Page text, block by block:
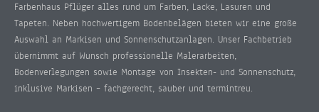
Farbenhaus Pflüger alles rund um Farben, Lacke, Lasuren und
Tapeten. Neben hochwertigem Bodenbelägen bieten wir eine große
Auswahl an Markisen und Sonnenschutzanlagen. Unser Fachbetrieb
übernimmt auf Wunsch professionelle Malerarbeiten,
Bodenverlegungen sowie Montage von Insekten- und Sonnenschutz,
inklusive Markisen – fachgerecht, sauber und termintreu.